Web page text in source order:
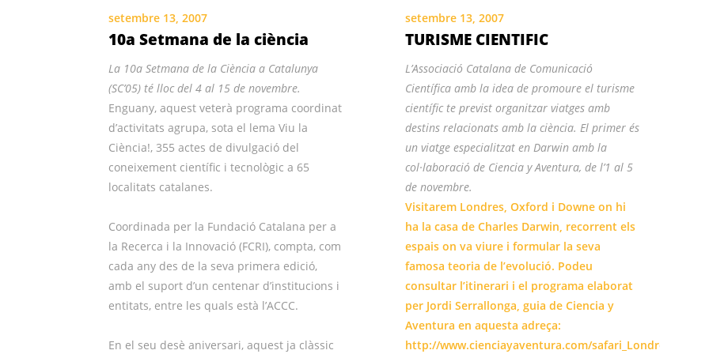
setembre 13, 2007
10a Setmana de la ciència
La 10a Setmana de la Ciència a Catalunya
(SC’05) té lloc del 4 al 15 de novembre.
Enguany, aquest veterà programa coordinat
d’activitats agrupa, sota el lema Viu la
Ciència!, 355 actes de divulgació del
coneixement científic i tecnològic a 65
localitats catalanes.
Coordinada per la Fundació Catalana per a
la Recerca i la Innovació (FCRI), compta, com
cada any des de la seva primera edició,
amb el suport d’un centenar d’institucions i
entitats, entre les quals està l’ACCC.
En el seu desè aniversari, aquest ja clàssic
setembre 13, 2007
TURISME CIENTIFIC
L’Associació Catalana de Comunicació
Científica amb la idea de promoure el turisme
científic te previst organitzar viatges amb
destins relacionats amb la ciència. El primer és
un viatge especialitzat en Darwin amb la
col·laboració de Ciencia y Aventura, de l’1 al 5
de novembre.
Visitarem Londres, Oxford i Downe on hi
ha la casa de Charles Darwin, recorrent els
espais on va viure i formular la seva
famosa teoria de l’evolució. Podeu
consultar l’itinerari i el programa elaborat
per Jordi Serrallonga, guia de Ciencia y
Aventura en aquesta adreça:
http://www.cienciayaventura.com/